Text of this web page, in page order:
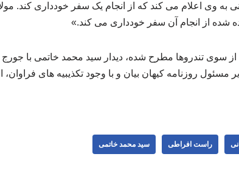
به وی اعلام می کند که از انجام یک سفر خودداری کند.
شده از انجام آن سفر خودداری می کند.»
از سوی تندروها مطرح شده، دیدار سید محمد خاتمی با
مسئول روزنامه کیهان بیان و با وجود تکذیبیه های فراوان،
راست افراطی سید محمد خاتمی